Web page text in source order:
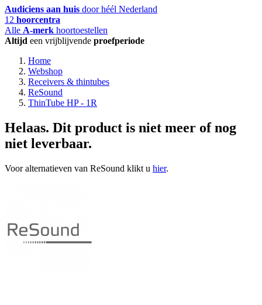
Audiciens aan huis door héél Nederland
12 hoorcentra
Alle A-merk hoortoestellen
Altijd een vrijblijvende proefperiode
Home
Webshop
Receivers & thintubes
ReSound
ThinTube HP - 1R
Helaas. Dit product is niet meer of nog
niet leverbaar.
Voor alternatieven van ReSound klikt u hier.